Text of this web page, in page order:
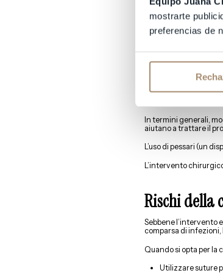
mostrarte
preferencias de
In linea di principio, il
dell’ovulo nelle tube,
A meno che non
Il problema è che
parto prematuro.
Pertanto, è
In termini generali,
aiutano a trattare il
L’uso di pessari (un
L’intervento
Rischi della
Sebbene l’intervento
comparsa di infezioni,
Quando si opta per
Utilizzare suture